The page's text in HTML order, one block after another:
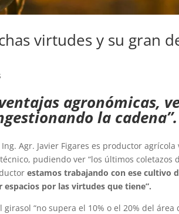
virtudes y su gran
agronómicas,
la cadena”.
Agr. Javier Figares es productor
pudiendo ver “los últimos coletazos
estamos trabajando con ese cultivo
por las virtudes que tiene”.
“no supera el 10% o el 20% del